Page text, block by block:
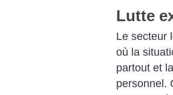
Lutte
Le secteur
où la
partout et
personnel.